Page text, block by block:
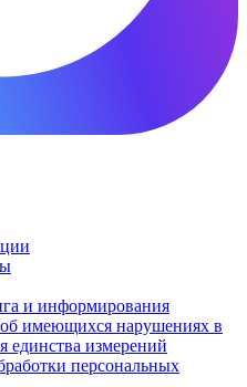
и информирования
имеющихся нарушениях в
единства измерений
персональных